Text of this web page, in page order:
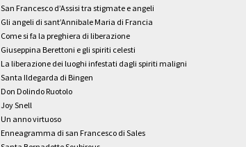
San Francesco d’Assisi tra stigmate e angeli
Gli angeli di sant’Annibale Maria di Francia
Come si fa la preghiera di liberazione
Giuseppina Berettoni e gli spiriti celesti
La liberazione dei luoghi infestati dagli spiriti maligni
Santa Ildegarda di Bingen
Don Dolindo Ruotolo
Joy Snell
Un anno virtuoso
Enneagramma di san Francesco di Sales